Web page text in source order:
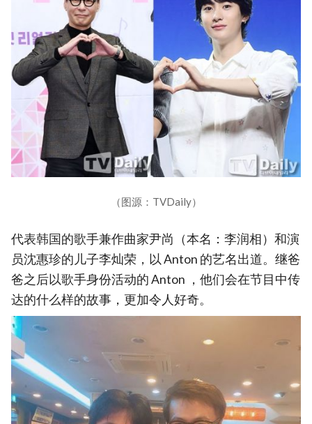
（图源：TVDaily）
代表韩国的歌手兼作曲家尹尚（本名：李润相）和演
员沈惠珍的儿子李灿荣，以 Anton 的艺名出道。继爸
爸之后以歌手身份活动的 Anton ，他们会在节目中传
达的什么样的故事，更加令人好奇。